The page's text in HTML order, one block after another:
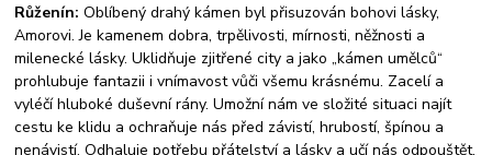
Růženín:Oblíbený drahý kámen byl přisuzován bohovi lásky,
Amorovi. Je kamenem dobra, trpělivosti, mírnosti, něžnosti a
milenecké lásky. Uklidňuje zjitřené city a jako „kámen umělců“
prohlubuje fantazii i vnímavost vůči všemu krásnému. Zacelí a
vyléčí hluboké duševní rány. Umožní nám ve složité situaci najít
cestu ke klidu a ochraňuje nás před závistí, hrubostí, špínou a
nenávistí. Odhaluje potřebu přátelství a lásky a učí nás odpouštět.